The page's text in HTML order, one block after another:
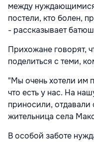
между
постели, кто болен,
- рассказывает
Прихожане говорят,
поделиться с теми,
"Мы очень хотели им
что есть у нас. На
приносили,
жительница села
В особой заботе